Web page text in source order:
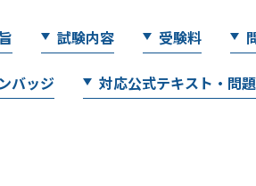
試験内容 受験料
バッジ 対応公式テキスト・問